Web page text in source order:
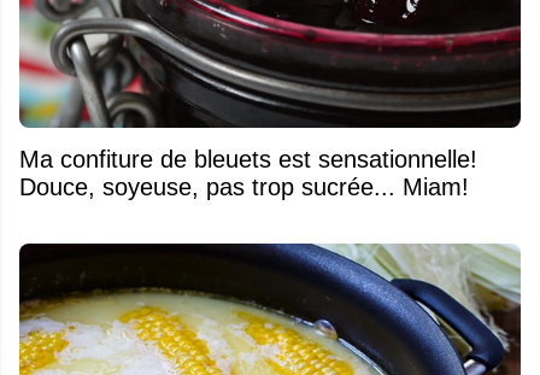
Ma confiture de bleuets est sensationnelle!
Douce, soyeuse, pas trop sucrée... Miam!